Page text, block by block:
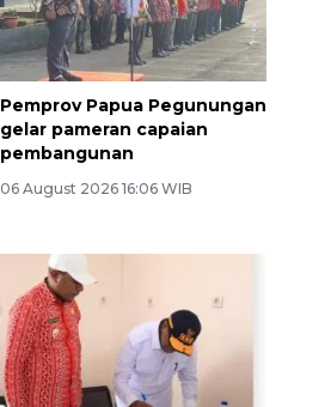
Pemprov Papua Pegunungan
gelar pameran capaian
pembangunan
06 August 2026 16:06 WIB